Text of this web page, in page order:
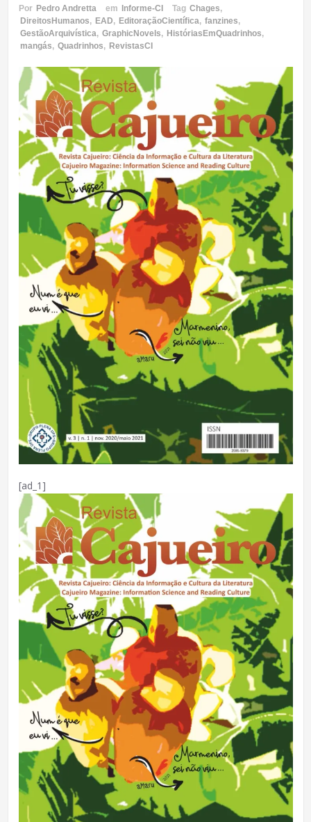
Por Pedro Andretta em Informe-CI Tag Chages,
DireitosHumanos, EAD, EditoraçãoCientífica, fanzines,
GestãoArquivística, GraphicNovels, HistóriasEmQuadrinhos,
mangás, Quadrinhos, RevistasCI
[ad_1]